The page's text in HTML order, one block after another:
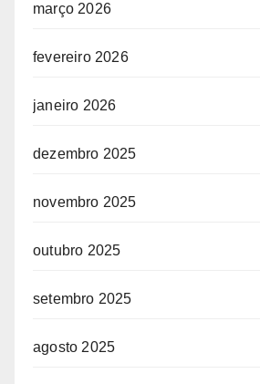
março 2026
fevereiro 2026
janeiro 2026
dezembro 2025
novembro 2025
outubro 2025
setembro 2025
agosto 2025